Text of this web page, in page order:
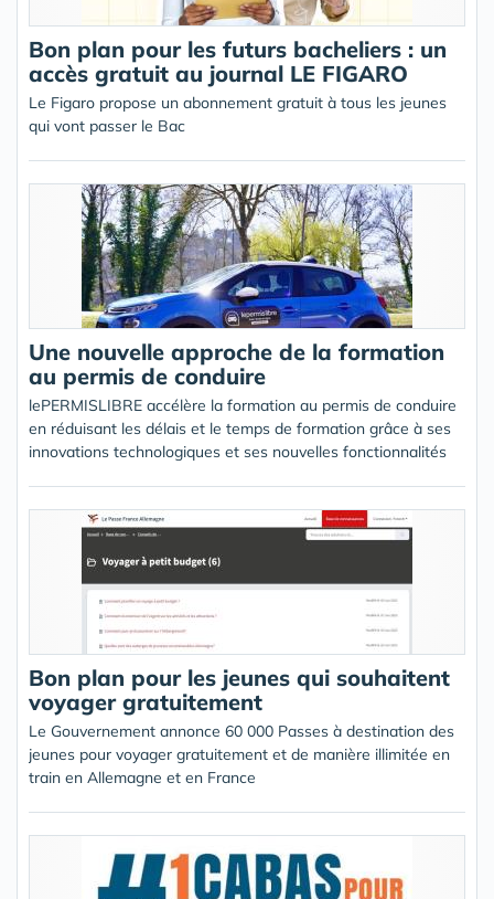
Bon plan pour les futurs bacheliers : un
accès gratuit au journal LE FIGARO
Le Figaro propose un abonnement gratuit à tous les jeunes
qui vont passer le Bac
Une nouvelle approche de la formation
au permis de conduire
lePERMISLIBRE accélère la formation au permis de conduire
en réduisant les délais et le temps de formation grâce à ses
innovations technologiques et ses nouvelles fonctionnalités
Bon plan pour les jeunes qui souhaitent
voyager gratuitement
Le Gouvernement annonce 60 000 Passes à destination des
jeunes pour voyager gratuitement et de manière illimitée en
train en Allemagne et en France